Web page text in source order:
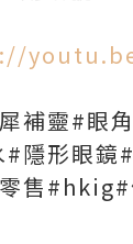
補靈#眼
隱形眼鏡
售#hkig#